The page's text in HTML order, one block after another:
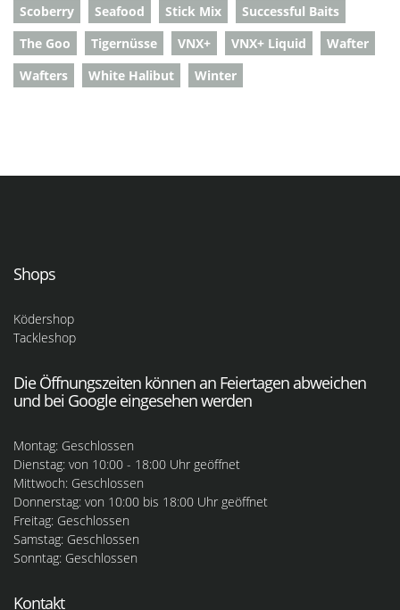
Scoberry
Seafood Stick Mix
Successful Baits
The Goo
Tigernüsse VNX+ VNX+ Liquid
Wafter
Wafters
White Halibut Winter
Shops
Ködershop
Tackleshop
Die Öffnungszeiten können an Feiertagen abweichen
und bei Google eingesehen werden
Montag: Geschlossen
Dienstag: von 10:00 - 18:00 Uhr geöffnet
Mittwoch: Geschlossen
Donnerstag: von 10:00 bis 18:00 Uhr geöffnet
Freitag: Geschlossen
Samstag: Geschlossen
Sonntag: Geschlossen
Kontakt